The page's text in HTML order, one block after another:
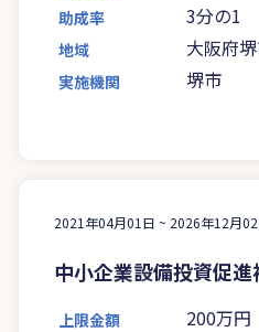
助成率 3分の1
地域 大阪府
実施機関 堺市
2021年04月01日 ~ 2026年12月
中小企業設備投資促進
上限金額 200万円